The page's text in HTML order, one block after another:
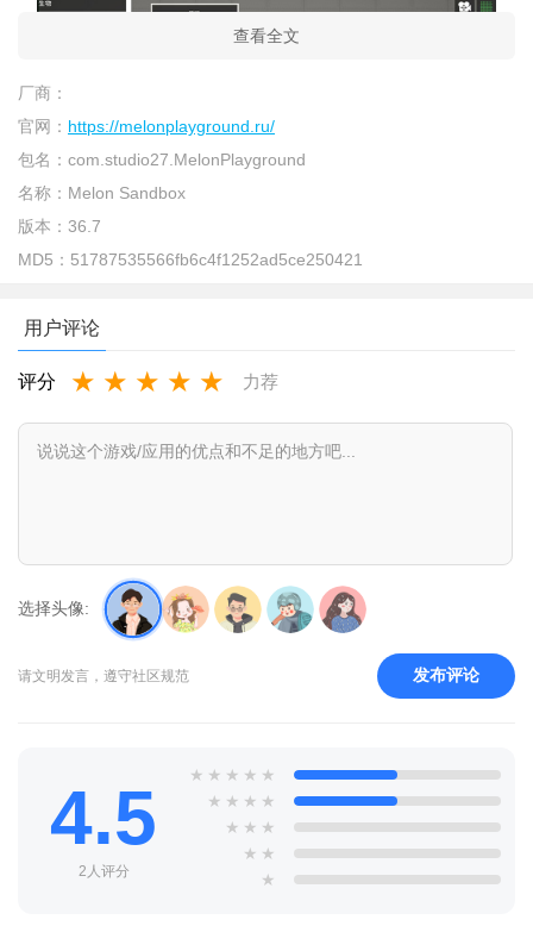
点击之后，然后拖动枪械到手臂上，点击手机进行启用就可
以拿住武器了。
查看全文
厂商：
官网： https://melonplayground.ru/
包名： com.studio27.MelonPlayground
名称： Melon Sandbox
版本： 36.7
MD5： 51787535566fb6c4f1252ad5ce250421
用户评论
评分 ★ ★ ★ ★ ★ 力荐
选择头像:
请文明发言，遵守社区规范 发布评论
4.5
2人评分
★ ★ ★ ★ ★
★ ★ ★ ★
★ ★ ★
★ ★
★